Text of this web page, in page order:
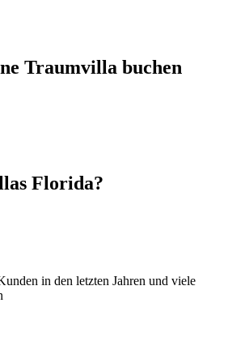
Traumvilla buchen
Florida?
in den letzten Jahren und viele